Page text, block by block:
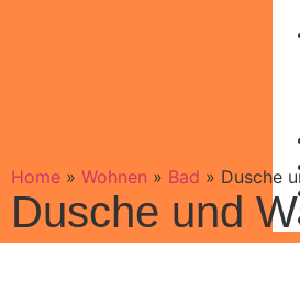
Home » Wohnen » Bad » Dusche
Dusche und